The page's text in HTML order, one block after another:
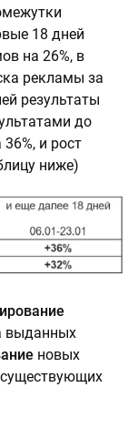
18 дней
на 26%, в
рекламы за
результаты
до
и рост
ниже)
выданных
новых
существующих